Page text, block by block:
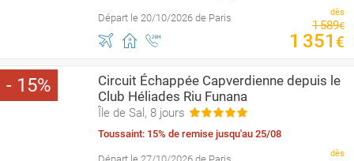
Départ le 20/10/2026 de Paris dès
1589€
1 351 €
15
Circuit Échappée Capverdienne depuis le
Club Héliades Riu Funana
Île de Sal, 8 jours
Toussaint: 15% de remise jusqu'au 25/08
dès